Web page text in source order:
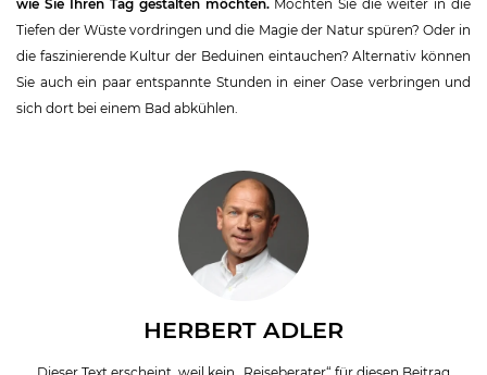
wie Sie Ihren Tag gestalten möchten.Möchten Sie die weiter in die
Tiefen der Wüste vordringen und die Magie der Natur spüren? Oder in
die faszinierende Kultur der Beduinen eintauchen? Alternativ können
Sie auch ein paar entspannte Stunden in einer Oase verbringen und
sich dort bei einem Bad abkühlen.
HERBERT ADLER